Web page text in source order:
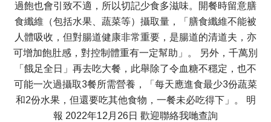
過飽也會引致不適，所以切記少食多滋味。開餐時留意膳
食纖維（包括水果、蔬菜等）攝取量，「膳食纖維不能被
人體吸收，但對腸道健康非常重要，是腸道的清道夫，亦
可增加飽肚感，對控制體重有一定幫助」。 另外，千萬別
「餓足全日」再去吃大餐，此舉除了令血糖不穩定，也不
可能一次過攝取3餐所需營養，「每天應進食最少3份蔬菜
和2份水果，但還要吃其他食物，一餐未必吃得下」。 明
報 2022年12月26日 歡迎聯絡我哋查詢